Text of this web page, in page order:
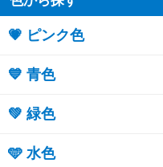
💗 ピンク色
💙 青色
💚 緑色
🩵 水色